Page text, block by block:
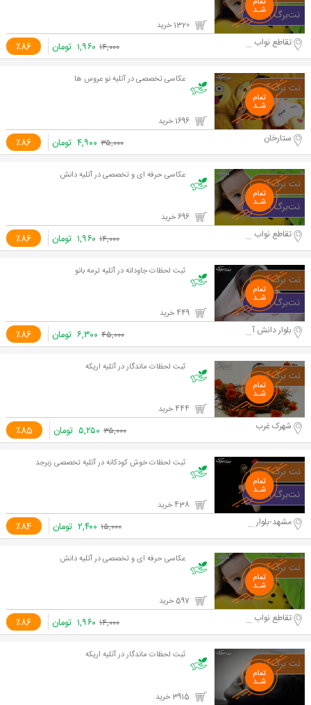
٪86 تقاطع نواب و آزادی ۱۴,۰۰۰ ۱,۹۶۰ تومان
عکاسی تخصصی در آتلیه نو عروس ها
٪86 ستارخان ۳۵,۰۰۰ ۴,۹۰۰ تومان
عکاسی حرفه ای و تخصصی در آتلیه دانش
٪86 تقاطع نواب و آزادی ۱۴,۰۰۰ ۱,۹۶۰ تومان
ثبت لحظات جاودانه در آتلیه ترمه بانو
٪86 بلوار دانش آموز ۴۵,۰۰۰ ۶,۳۰۰ تومان
ثبت لحظات ماندگار در آتلیه اریکه
٪85 شهرک غرب ۳۵,۰۰۰ ۵,۲۵۰ تومان
ثبت لحظات خوش کودکانه در آتلیه تخصصی زبرجد
٪84 مشهد-بلوار سازمان آب ۱۵,۰۰۰ ۲,۴۰۰ تومان
عکاسی حرفه ای و تخصصی در آتلیه دانش
٪86 تقاطع نواب و آزادی ۱۴,۰۰۰ ۱,۹۶۰ تومان
ثبت لحظات ماندگار در آتلیه اریکه